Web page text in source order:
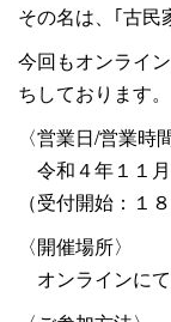
その名は、｢古民
今回もオンライ
ちしております。
〈営業日/営業時
令和４年１１
（受付開始：１
〈開催場所〉
オンラインに